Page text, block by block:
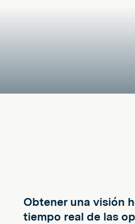
Obtener una visión
tiempo real de las